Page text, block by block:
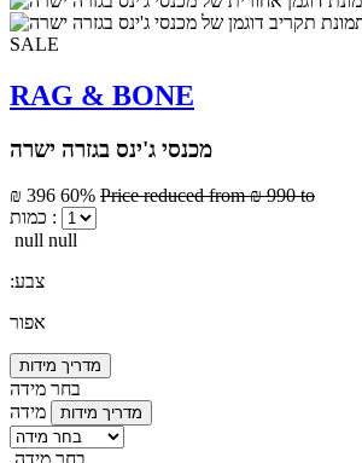
SALE
RAG & BONE
מכנסי ג'ינס בגזרה ישרה
₪ 396 60% Price reduced from₪ 990 to
כמות :
null null
:צבע
אפור
מדריך מידות
בחר מידה
מידה
מדריך מידות